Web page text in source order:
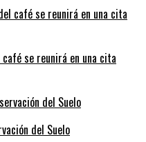
se reunirá en una cita
del Suelo